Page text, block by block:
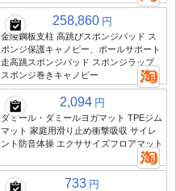
258,860 円
金陵鋼板支柱 高跳びスポンジパッド ス
ポンジ保護キャノピー、ポールサポート
走高跳スポンジパッド スポンジラップ
スポンジ巻きキャノピー
2,094 円
ダミール・ダミールヨガマット TPEジム
マット 家庭用滑り止め衝撃吸収 サイレ
ント防音体操 エクササイズフロアマット
733 円